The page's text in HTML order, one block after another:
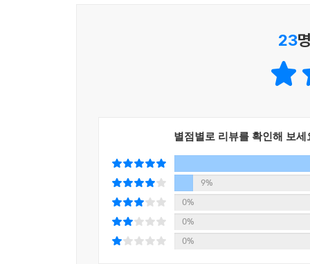
23
별점별로 리뷰를 확인해 보세
9%
0%
0%
0%